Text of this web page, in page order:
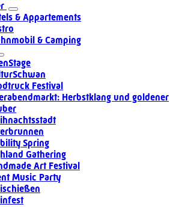
& Appartements
& Camping
Festival
Herbstklang und goldener
Spring
Gathering
Art Festival
Music Party